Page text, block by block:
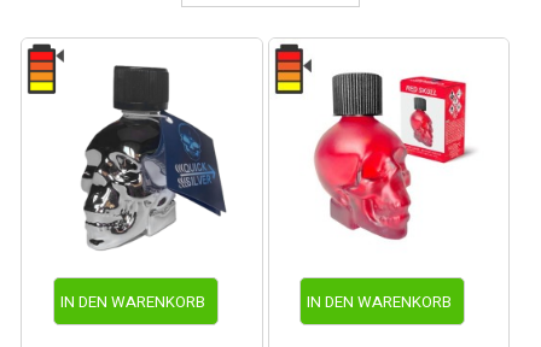
IN DEN WARENKORB IN DEN WARENKORB